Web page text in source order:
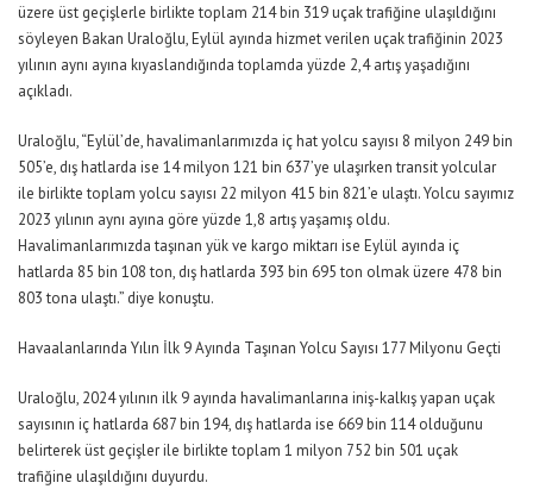
üzere üst geçişlerle birlikte toplam 214 bin 319 uçak trafiğine ulaşıldığını
söyleyen Bakan Uraloğlu, Eylül ayında hizmet verilen uçak trafiğinin 2023
yılının aynı ayına kıyaslandığında toplamda yüzde 2,4 artış yaşadığını
açıkladı.
Uraloğlu,“Eylül’de, havalimanlarımızda iç hat yolcu sayısı 8 milyon 249 bin
505’e, dış hatlarda ise 14 milyon 121 bin 637’ye ulaşırken transit yolcular
ile birlikte toplam yolcu sayısı 22 milyon 415 bin 821’e ulaştı. Yolcu sayımız
2023 yılının aynı ayına göre yüzde 1,8 artış yaşamış oldu.
Havalimanlarımızda taşınan yük ve kargo miktarı ise Eylül ayında iç
hatlarda 85 bin 108 ton, dış hatlarda 393 bin 695 ton olmak üzere 478 bin
803 tona ulaştı.” diye konuştu.
Havaalanlarında Yılın İlk 9 Ayında Taşınan Yolcu Sayısı 177 Milyonu Geçti
Uraloğlu, 2024 yılının ilk 9 ayında havalimanlarına iniş-kalkış yapan uçak
sayısının iç hatlarda 687 bin 194, dış hatlarda ise 669 bin 114 olduğunu
belirterek üst geçişler ile birlikte toplam 1 milyon 752 bin 501 uçak
trafiğine ulaşıldığını duyurdu.